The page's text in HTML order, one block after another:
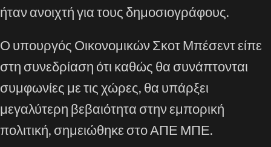
ήταν ανοιχτή για τους δημοσιογράφους.
Ο υπουργός Οικονομικών Σκοτ Μπέσεντ είπε
στη συνεδρίαση ότι καθώς θα συνάπτονται
συμφωνίες με τις χώρες, θα υπάρξει
μεγαλύτερη βεβαιότητα στην εμπορική
πολιτική, σημειώθηκε στο ΑΠΕ ΜΠΕ.